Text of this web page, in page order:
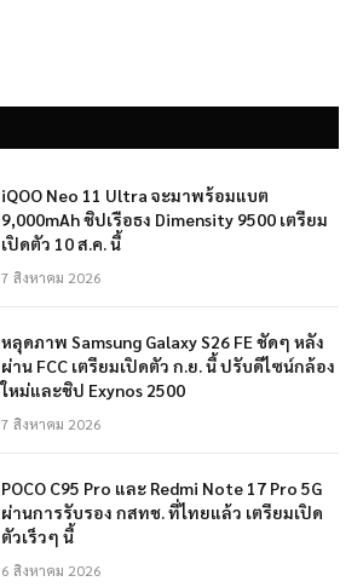
iQOO Neo 11 Ultra จะมาพร้อมแบต
9,000mAh ชิปเรือธง Dimensity 9500 เตรียม
เปิดตัว 10 ส.ค. นี้
7 สิงหาคม 2026
หลุดภาพ Samsung Galaxy S26 FE ชัดๆ หลัง
ผ่าน FCC เตรียมเปิดตัว ก.ย. นี้ ปรับดีไซน์กล้อง
ใหม่และชิป Exynos 2500
7 สิงหาคม 2026
POCO C95 Pro และ Redmi Note 17 Pro 5G
ผ่านการรับรอง กสทช. ที่ไทยแล้ว เตรียมเปิด
ตัวเร็วๆ นี้
6 สิงหาคม 2026